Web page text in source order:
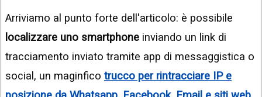
Arriviamo al punto forte dell'articolo: è possibile
localizzare uno smartphone inviando un link di
tracciamento inviato tramite app di messaggistica o
social, un maginfico trucco per rintracciare IP e